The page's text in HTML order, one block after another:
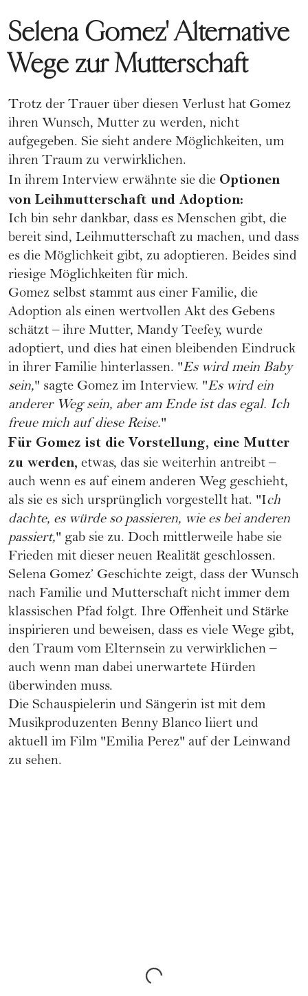
Selena Gomez' Alternative
Wege zur Mutterschaft
Trotz der Trauer über diesen Verlust hat Gomez
ihren Wunsch, Mutter zu werden, nicht
aufgegeben. Sie sieht andere Möglichkeiten, um
ihren Traum zu verwirklichen.
In ihrem Interview erwähnte sie die Optionen
von Leihmutterschaft und Adoption:
Ich bin sehr dankbar, dass es Menschen gibt, die
bereit sind, Leihmutterschaft zu machen, und dass
es die Möglichkeit gibt, zu adoptieren. Beides sind
riesige Möglichkeiten für mich.
Gomez selbst stammt aus einer Familie, die
Adoption als einen wertvollen Akt des Gebens
schätzt – ihre Mutter, Mandy Teefey, wurde
adoptiert, und dies hat einen bleibenden Eindruck
in ihrer Familie hinterlassen. "Es wird mein Baby
sein," sagte Gomez im Interview. "Es wird ein
anderer Weg sein, aber am Ende ist das egal. Ich
freue mich auf diese Reise."
Für Gomez ist die Vorstellung, eine Mutter
zu werden, etwas, das sie weiterhin antreibt –
auch wenn es auf einem anderen Weg geschieht,
als sie es sich ursprünglich vorgestellt hat. "Ich
dachte, es würde so passieren, wie es bei anderen
passiert," gab sie zu. Doch mittlerweile habe sie
Frieden mit dieser neuen Realität geschlossen.
Selena Gomez’ Geschichte zeigt, dass der Wunsch
nach Familie und Mutterschaft nicht immer dem
klassischen Pfad folgt. Ihre Offenheit und Stärke
inspirieren und beweisen, dass es viele Wege gibt,
den Traum vom Elternsein zu verwirklichen –
auch wenn man dabei unerwartete Hürden
überwinden muss.
Die Schauspielerin und Sängerin ist mit dem
Musikproduzenten Benny Blanco liiert und
aktuell im Film "Emilia Perez" auf der Leinwand
zu sehen.